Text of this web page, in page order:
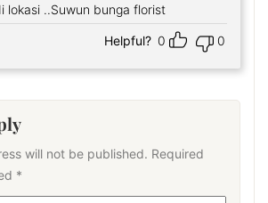
lokasi ..Suwun bunga florist
Helpful? 0 0
will not be published. Required
*